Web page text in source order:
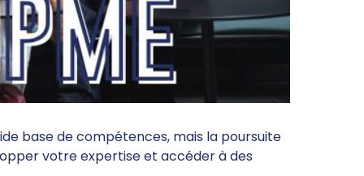
base de compétences, mais la poursuite
votre expertise et accéder à des